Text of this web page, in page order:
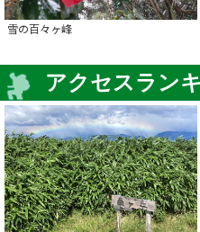
雪の百々ヶ峰
アクセスラン